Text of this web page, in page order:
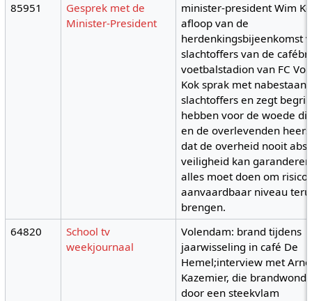
85951
Gesprek met de
Minister-President
minister-president Wim
afloop van de
herdenkingsbijeenkomst
slachtoffers van de
voetbalstadion van FC
Kok sprak met
slachtoffers en zegt
hebben voor de woede
en de overlevenden
dat de overheid nooit
veiligheid kan
alles moet doen om
aanvaardbaar niveau
brengen.
64820
School tv
weekjournaal
Volendam: brand tijdens
jaarwisseling in café De
Hemel;interview met
Kazemier, die
door een steekvlam